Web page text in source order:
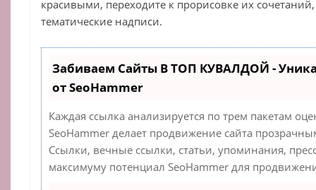
красивыми, переходите к прорисовке их
тематические надписи.
Забиваем Сайты В ТОП КУВАЛДОЙ -
от SeoHammer
Каждая ссылка анализируется по трем пакетам
SeoHammer делает продвижение сайта
Ссылки, вечные ссылки, статьи, упоминания,
максимуму потенциал SeoHammer для